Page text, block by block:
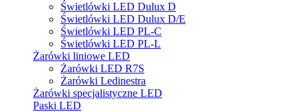
Świetlówki LED Dulux D
Świetlówki LED Dulux D/E
Świetlówki LED PL-C
Świetlówki LED PL-L
Żarówki liniowe LED
Żarówki LED R7S
Żarówki Ledinestra
Żarówki specjalistyczne LED
Paski LED